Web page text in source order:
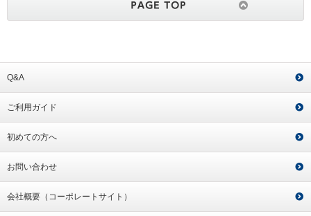
Q&A
ご利用ガイド
初めての方へ
お問い合わせ
会社概要（コーポレートサイト）